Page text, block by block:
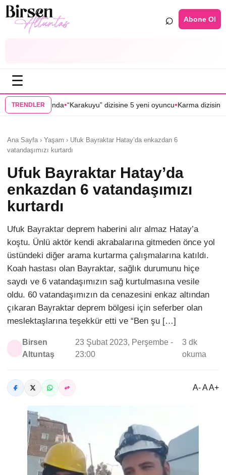
⌕ Abone Ol
☰
TRENDLER
dizisine 5 yeni oyuncu•Karma dizisinin başrol oyuncuları
Ana Sayfa › Yaşam › Ufuk Bayraktar Hatay’da enkazdan 6
vatandaşımızı kurtardı
Ufuk Bayraktar Hatay’da
enkazdan 6 vatandaşımızı
kurtardı
Ufuk Bayraktar deprem haberini alır almaz Hatay’a
koştu. Ünlü aktör kendi akrabalarına gitmeden önce yol
üstündeki diğer arama kurtarma çalışmalarına katıldı.
Koah hastası olan Bayraktar, sağlık durumunu hiçe
saydı ve 6 vatandaşımızın sağ kurtulmasına vesile
oldu. 60 vatandaşımızın da cenazesini enkaz altından
çıkaran Bayraktar deprem bölgesi için seferber olan
meslektaşlarına teşekkür etti ve “Ben şu […]
Birsen
Altuntaş
23 Şubat 2023, Perşembe -
23:00
3 dk
okuma
A- A A+